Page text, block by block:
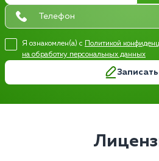
Я ознакомлен(а) с Политикой
на обработку персональных данных